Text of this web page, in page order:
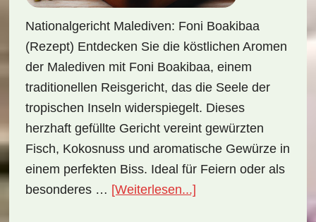
Nationalgericht Malediven: Foni Boakibaa
(Rezept) Entdecken Sie die köstlichen Aromen
der Malediven mit Foni Boakibaa, einem
traditionellen Reisgericht, das die Seele der
tropischen Inseln widerspiegelt. Dieses
herzhaft gefüllte Gericht vereint gewürzten
Fisch, Kokosnuss und aromatische Gewürze in
einem perfekten Biss. Ideal für Feiern oder als
besonderes … [Weiterlesen...]ÜberNationalgericht